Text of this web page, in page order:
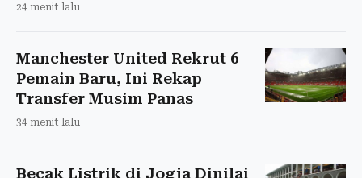
24 menit lalu
Manchester United Rekrut 6
Pemain Baru, Ini Rekap
Transfer Musim Panas
34 menit lalu
Becak Listrik di Jogja Dinilai